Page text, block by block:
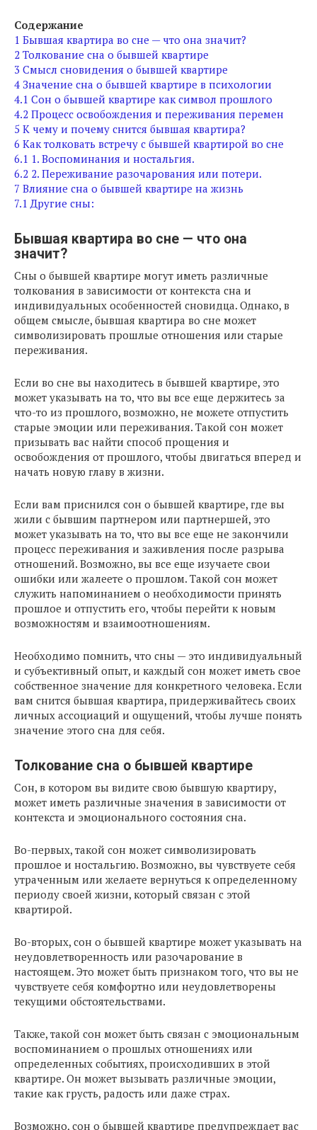
Содержание
1 Бывшая квартира во сне — что она значит?
2 Толкование сна о бывшей квартире
3 Смысл сновидения о бывшей квартире
4 Значение сна о бывшей квартире в психологии
4.1 Сон о бывшей квартире как символ прошлого
4.2 Процесс освобождения и переживания перемен
5 К чему и почему снится бывшая квартира?
6 Как толковать встречу с бывшей квартирой во сне
6.1 1. Воспоминания и ностальгия.
6.2 2. Переживание разочарования или потери.
7 Влияние сна о бывшей квартире на жизнь
7.1 Другие сны:
Бывшая квартира во сне — что она
значит?
Сны о бывшей квартире могут иметь различные
толкования в зависимости от контекста сна и
индивидуальных особенностей сновидца. Однако, в
общем смысле, бывшая квартира во сне может
символизировать прошлые отношения или старые
переживания.
Если во сне вы находитесь в бывшей квартире, это
может указывать на то, что вы все еще держитесь за
что-то из прошлого, возможно, не можете отпустить
старые эмоции или переживания. Такой сон может
призывать вас найти способ прощения и
освобождения от прошлого, чтобы двигаться вперед и
начать новую главу в жизни.
Если вам приснился сон о бывшей квартире, где вы
жили с бывшим партнером или партнершей, это
может указывать на то, что вы все еще не закончили
процесс переживания и заживления после разрыва
отношений. Возможно, вы все еще изучаете свои
ошибки или жалеете о прошлом. Такой сон может
служить напоминанием о необходимости принять
прошлое и отпустить его, чтобы перейти к новым
возможностям и взаимоотношениям.
Необходимо помнить, что сны — это индивидуальный
и субъективный опыт, и каждый сон может иметь свое
собственное значение для конкретного человека. Если
вам снится бывшая квартира, придерживайтесь своих
личных ассоциаций и ощущений, чтобы лучше понять
значение этого сна для себя.
Толкование сна о бывшей квартире
Сон, в котором вы видите свою бывшую квартиру,
может иметь различные значения в зависимости от
контекста и эмоционального состояния сна.
Во-первых, такой сон может символизировать
прошлое и ностальгию. Возможно, вы чувствуете себя
утраченным или желаете вернуться к определенному
периоду своей жизни, который связан с этой
квартирой.
Во-вторых, сон о бывшей квартире может указывать на
неудовлетворенность или разочарование в
настоящем. Это может быть признаком того, что вы не
чувствуете себя комфортно или неудовлетворены
текущими обстоятельствами.
Также, такой сон может быть связан с эмоциональным
воспоминанием о прошлых отношениях или
определенных событиях, происходивших в этой
квартире. Он может вызывать различные эмоции,
такие как грусть, радость или даже страх.
Возможно, сон о бывшей квартире предупреждает вас